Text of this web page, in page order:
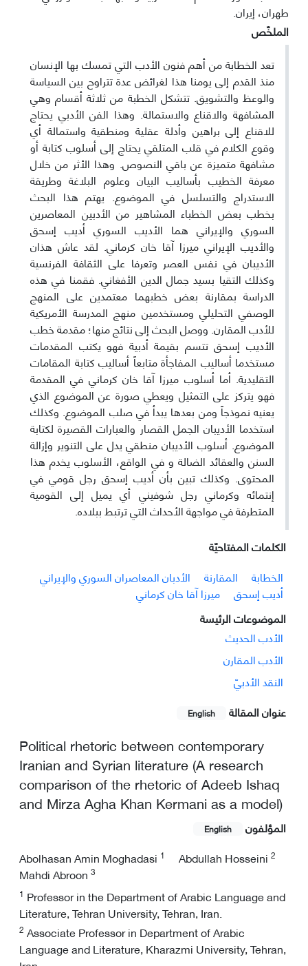
طهران، إيران.
الملخّص
تعد الخطابة من أهم فنون الأدب التي تمسك بها الإنسان
منذ القدم إلى يومنا هذا لغرائض عدة تتراوح بين السياسة
والوعظ والتشويق. تتشكل الخطبة من ثلاثة أقسام وهي
المشافهة والاقناع والاستمالة. وهذا الفن الأدبي يحتاج
للاقناع إلى براهين وأدلة عقلية ومنطقية واستمالة أي
وقوع الكلام في قلب المتلقي يحتاج إلى أسلوب كتابة أو
مشافهة متميزة عن باقي النصوص. وهذا الأثر من خلال
معرفة الخطيب بأساليب البيان وعلوم البلاغة وطريقة
الاستدراج والتسلسل في الموضوع. يهتم هذا البحث
بخطب بعض الخطباء المشاهير من الأدبين المعاصرين
السوري والإيراني هما الأديب السوري أديب إسحق
والأديب الإيراني ميرزا آقا خان كرماني. لقد عاش هذان
الأديبان في نفس العصر وتعرفا على الثقافة الفرنسية
وكذلك التقيا بسيد جمال الدين الأفغاني. فقمنا في هذه
الدراسة بمقارنة بعض خطبهما معتمدين على المنهج
الوصفي التحليلي ومستخدمين منهج المدرسة الأمريكية
للأدب المقارن. ووصل البحث إلى نتائج منها؛ مقدمة خطب
الأديب إسحق تتسم بقيمة أدبية فهو يكتب المقدمات
مستخدما أساليب المفاجأة متابعاً أساليب كتابة المقامات
التقليدية. أما أسلوب ميرزا آقا خان كرماني في المقدمة
فهو يتركز على التمثيل ويعطي صورة عن الموضوع الذي
يعنيه نموذجاً ومن بعدها يبدأ في صلب الموضوع. وكذلك
استخدما الأديبان الجمل القصار والعبارات القصيرة لكتابة
الموضوع. أسلوب الأديبان منطقي يدل على التنوير وإزالة
السنن والعقائد الضالة و في الواقع، الأسلوب يخدم هذا
المحتوى. وكذلك تبين بأن أديب إسحق رجل قومي في
إنتمائه وكرماني رجل شوفيني أي يميل إلى القومية
المتطرفة في مواجهة الأحداث التي ترتبط ببلاده.
الکلمات المفتاحيّة
الخطابة
المقارنة
الأدبان المعاصران السوري والإيراني
أديب إسحق
ميرزا آقا خان كرماني
الموضوعات الرئيسة
الأدب الحدیث
الأدب المقارن
النقد الأدبيّ
عنوان المقالة
English
Political rhetoric between contemporary
Iranian and Syrian literature (A research
comparison of the rhetoric of Adeeb Ishaq
and Mirza Agha Khan Kermani as a model)
المؤلفون English
Abolhasan Amin Moghadasi 1 Abdullah Hosseini 2
Mahdi Abroon 3
1 Professor in the Department of Arabic Language and
Literature, Tehran University, Tehran, Iran.
2 Associate Professor in Department of Arabic
Language and Literature, Kharazmi University, Tehran,